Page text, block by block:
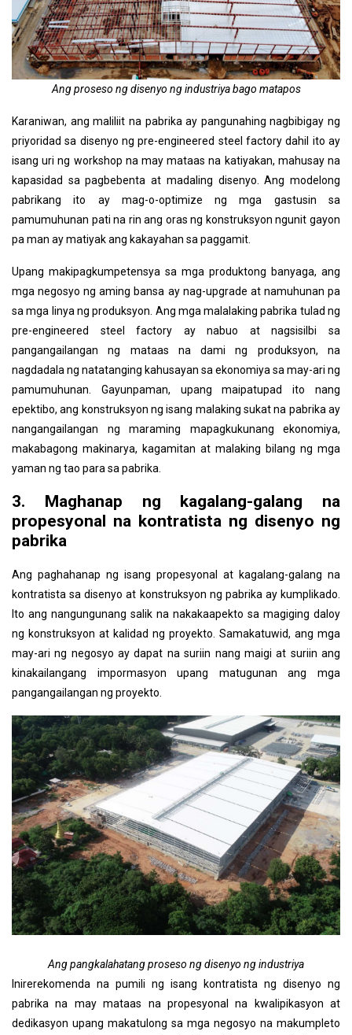
Ang proseso ng disenyo ng industriya bago matapos
Karaniwan, ang maliliit na pabrika ay pangunahing nagbibigay ng
priyoridad sa disenyo ng pre-engineered steel factory dahil ito ay
isang uri ng workshop na may mataas na katiyakan, mahusay na
kapasidad sa pagbebenta at madaling disenyo. Ang modelong
pabrikang ito ay mag-o-optimize ng mga gastusin sa
pamumuhunan pati na rin ang oras ng konstruksyon ngunit gayon
pa man ay matiyak ang kakayahan sa paggamit.
Upang makipagkumpetensya sa mga produktong banyaga, ang
mga negosyo ng aming bansa ay nag-upgrade at namuhunan pa
sa mga linya ng produksyon. Ang mga malalaking pabrika tulad ng
pre-engineered steel factory ay nabuo at nagsisilbi sa
pangangailangan ng mataas na dami ng produksyon, na
nagdadala ng natatanging kahusayan sa ekonomiya sa may-ari ng
pamumuhunan. Gayunpaman, upang maipatupad ito nang
epektibo, ang konstruksyon ng isang malaking sukat na pabrika ay
nangangailangan ng maraming mapagkukunang ekonomiya,
makabagong makinarya, kagamitan at malaking bilang ng mga
yaman ng tao para sa pabrika.
3. Maghanap ng kagalang-galang na
propesyonal na kontratista ng disenyo ng
pabrika
Ang paghahanap ng isang propesyonal at kagalang-galang na
kontratista sa disenyo at konstruksyon ng pabrika ay kumplikado.
Ito ang nangungunang salik na nakakaapekto sa magiging daloy
ng konstruksyon at kalidad ng proyekto. Samakatuwid, ang mga
may-ari ng negosyo ay dapat na suriin nang maigi at suriin ang
kinakailangang impormasyon upang matugunan ang mga
pangangailangan ng proyekto.
Ang pangkalahatang proseso ng disenyo ng industriya
Inirerekomenda na pumili ng isang kontratista ng disenyo ng
pabrika na may mataas na propesyonal na kwalipikasyon at
dedikasyon upang makatulong sa mga negosyo na makumpleto